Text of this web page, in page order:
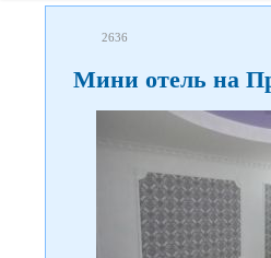
2636
Мини отель на
Следите за нами